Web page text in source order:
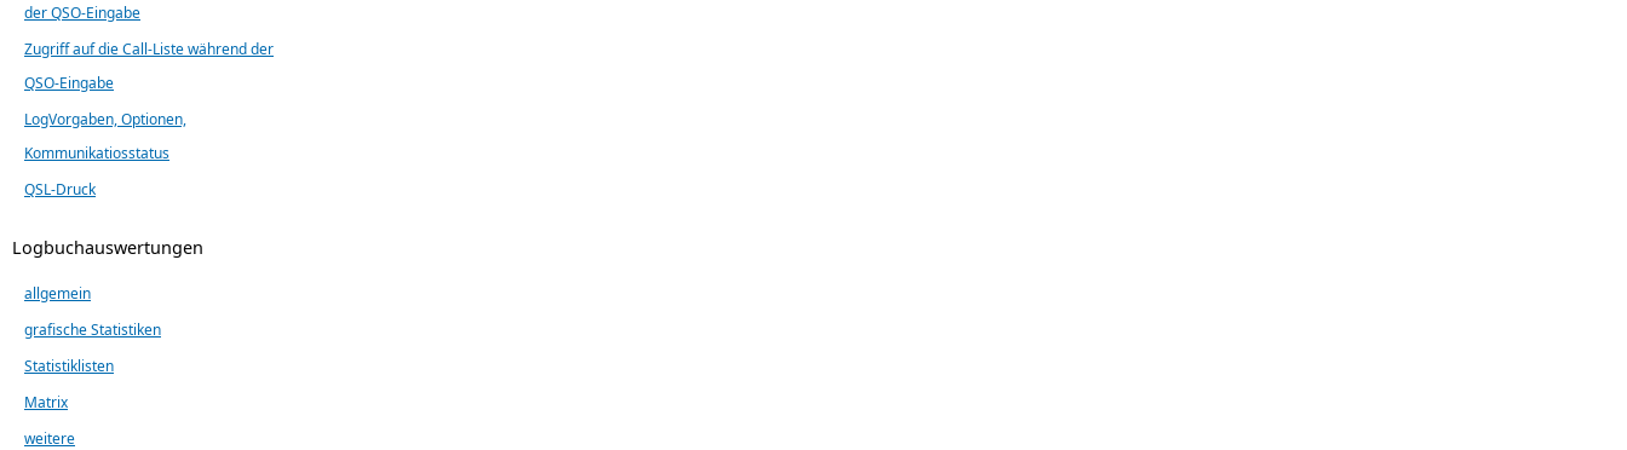
der QSO-Eingabe
Zugriff auf die Call-Liste während der
QSO-Eingabe
LogVorgaben, Optionen,
Kommunikatiosstatus
QSL-Druck
Logbuchauswertungen
allgemein
grafische Statistiken
Statistiklisten
Matrix
weitere